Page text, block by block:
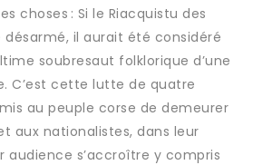
choses : Si le Riacquistu des
il aurait été considéré
soubresaut folklorique d’une
C’est cette lutte de quatre
au peuple corse de demeurer
aux nationalistes, dans leur
audience s’accroître y compris